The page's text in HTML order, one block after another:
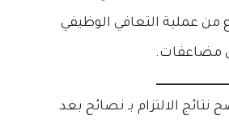
عملية التعافي الوظيفي
مضاعفات.